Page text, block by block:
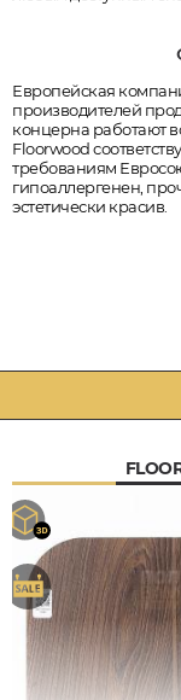
Европейская
производителей
концерна работают
Floorwood
требованиям
гипоаллергенен,
эстетически красив.